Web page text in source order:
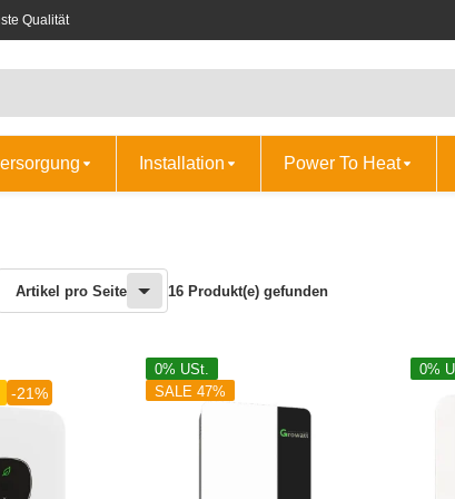
Qualität
Installation Power To Heat
Artikel pro Seite 16 Produkt(e) gefunden
-21%
0% USt.
SALE 47%
0%